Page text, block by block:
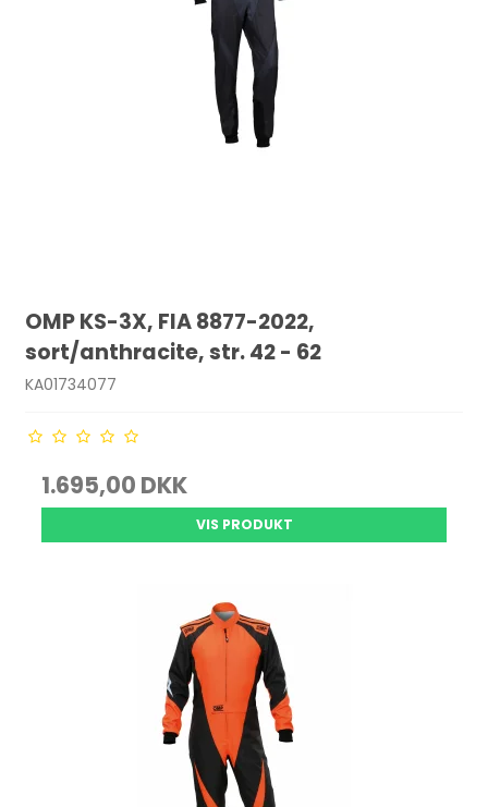
OMP KS-3X, FIA 8877-2022,
sort/anthracite, str. 42 - 62
KA01734077
1.695,00 DKK
VIS PRODUKT